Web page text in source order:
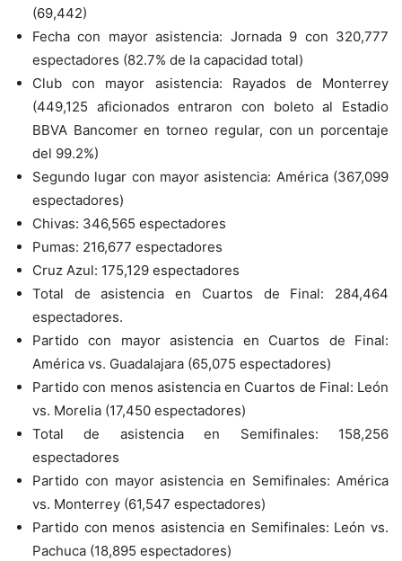
(69,442)
Fecha con mayor asistencia: Jornada 9 con 320,777
espectadores (82.7% de la capacidad total)
Club con mayor asistencia: Rayados de Monterrey
(449,125 aficionados entraron con boleto al Estadio
BBVA Bancomer en torneo regular, con un porcentaje
del 99.2%)
Segundo lugar con mayor asistencia: América (367,099
espectadores)
Chivas: 346,565 espectadores
Pumas: 216,677 espectadores
Cruz Azul: 175,129 espectadores
Total de asistencia en Cuartos de Final: 284,464
espectadores.
Partido con mayor asistencia en Cuartos de Final:
América vs. Guadalajara (65,075 espectadores)
Partido con menos asistencia en Cuartos de Final: León
vs. Morelia (17,450 espectadores)
Total de asistencia en Semifinales: 158,256
espectadores
Partido con mayor asistencia en Semifinales: América
vs. Monterrey (61,547 espectadores)
Partido con menos asistencia en Semifinales: León vs.
Pachuca (18,895 espectadores)